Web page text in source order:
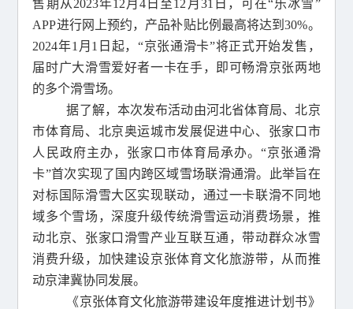
售期从2023年12月4日至12月31日，可在“乐冰雪”
APP进行网上预约，产品补贴比例最高将达到30%。
2024年1月1日起，“京张通滑卡”将正式开始发售，
届时广大滑雪爱好者一卡在手，即可畅滑京张两地
的多个滑雪场。
据了解，本次发布活动由河北省体育局、北京
市体育局、北京奥运城市发展促进中心、张家口市
人民政府主办，张家口市体育局承办。“京张通滑
卡”首次实现了国内跨区域雪场联滑通滑。此举旨在
对标国际滑雪大区实现联动，通过一卡联滑不同地
域多个雪场，深度升级传统滑雪运动消费场景，推
动北京、张家口滑雪产业互联互通，带动群众冰雪
消费升级，加快建设京张体育文化旅游带，从而推
动京津冀协同发展。
《京张体育文化旅游带建设年度推进计划书》